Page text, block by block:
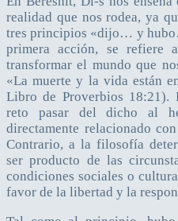
realidad que nos rodea, ya
tres principios «dijo… y
primera acción, se refiere
transformar el mundo que
«La muerte y la vida están
Libro de Proverbios 18:21).
reto pasar del dicho al
directamente relacionado
Contrario, a la filosofía
ser producto de las
condiciones sociales o
favor de la libertad y la